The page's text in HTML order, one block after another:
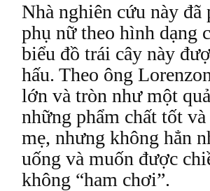
Nhà nghiên cứu này đã
phụ nữ theo hình dạng
biểu đồ trái cây này
hấu. Theo ông
lớn và tròn như một
những phẩm chất tốt
mẹ, nhưng không hẳn
uống và muốn được
không “ham chơi”.